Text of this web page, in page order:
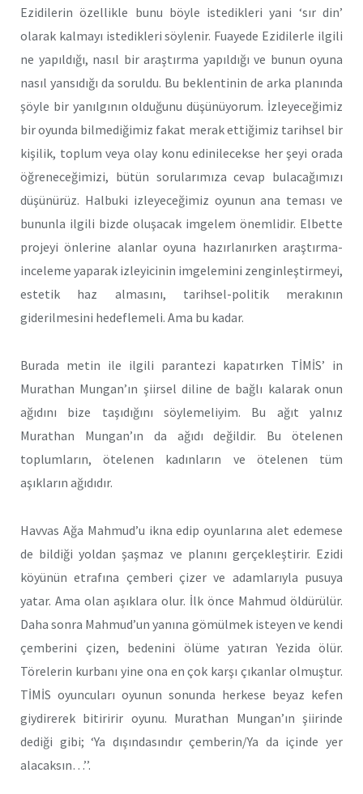
Ezidilerin özellikle bunu böyle istedikleri yani ‘sır din’
olarak kalmayı istedikleri söylenir. Fuayede Ezidilerle ilgili
ne yapıldığı, nasıl bir araştırma yapıldığı ve bunun oyuna
nasıl yansıdığı da soruldu. Bu beklentinin de arka planında
şöyle bir yanılgının olduğunu düşünüyorum. İzleyeceğimiz
bir oyunda bilmediğimiz fakat merak ettiğimiz tarihsel bir
kişilik, toplum veya olay konu edinilecekse her şeyi orada
öğreneceğimizi, bütün sorularımıza cevap bulacağımızı
düşünürüz. Halbuki izleyeceğimiz oyunun ana teması ve
bununla ilgili bizde oluşacak imgelem önemlidir. Elbette
projeyi önlerine alanlar oyuna hazırlanırken araştırma-
inceleme yaparak izleyicinin imgelemini zenginleştirmeyi,
estetik haz almasını, tarihsel-politik merakının
giderilmesini hedeflemeli. Ama bu kadar.
Burada metin ile ilgili parantezi kapatırken TİMİS’ in
Murathan Mungan’ın şiirsel diline de bağlı kalarak onun
ağıdını bize taşıdığını söylemeliyim. Bu ağıt yalnız
Murathan Mungan’ın da ağıdı değildir. Bu ötelenen
toplumların, ötelenen kadınların ve ötelenen tüm
aşıkların ağıdıdır.
Havvas Ağa Mahmud’u ikna edip oyunlarına alet edemese
de bildiği yoldan şaşmaz ve planını gerçekleştirir. Ezidi
köyünün etrafına çemberi çizer ve adamlarıyla pusuya
yatar. Ama olan aşıklara olur. İlk önce Mahmud öldürülür.
Daha sonra Mahmud’un yanına gömülmek isteyen ve kendi
çemberini çizen, bedenini ölüme yatıran Yezida ölür.
Törelerin kurbanı yine ona en çok karşı çıkanlar olmuştur.
TİMİS oyuncuları oyunun sonunda herkese beyaz kefen
giydirerek bitiririr oyunu. Murathan Mungan’ın şiirinde
dediği gibi; ‘Ya dışındasındır çemberin/Ya da içinde yer
alacaksın…’’.